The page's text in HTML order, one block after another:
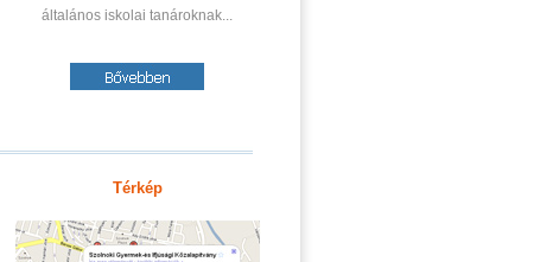
általános iskolai tanároknak...
Térkép